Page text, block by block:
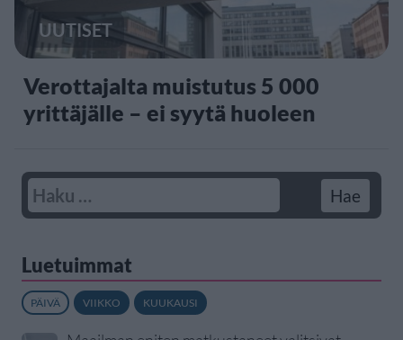
UUTISET
Verottajalta muistutus 5 000
yrittäjälle – ei syytä huoleen
Luetuimmat
PÄIVÄ VIIKKO KUUKAUSI